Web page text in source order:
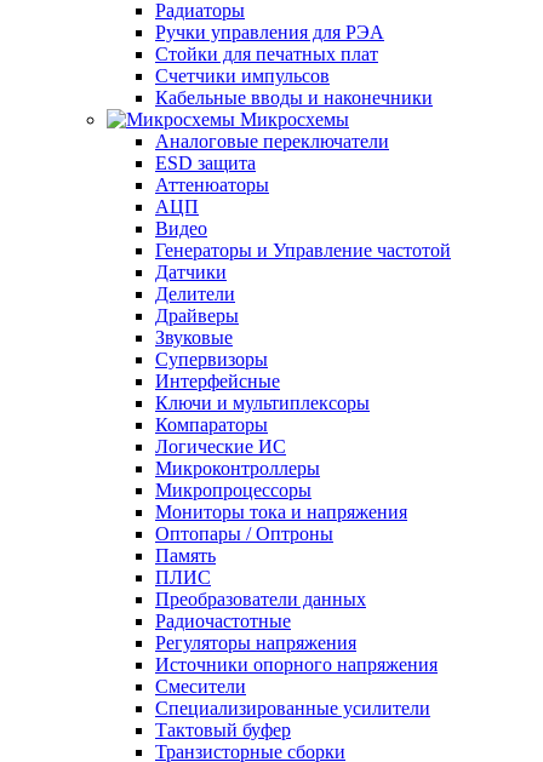
Радиаторы
Ручки управления для РЭА
Стойки для печатных плат
Счетчики импульсов
Кабельные вводы и наконечники
Микросхемы
Аналоговые переключатели
ESD защита
Аттенюаторы
АЦП
Видео
Генераторы и Управление частотой
Датчики
Делители
Драйверы
Звуковые
Супервизоры
Интерфейсные
Ключи и мультиплексоры
Компараторы
Логические ИС
Микроконтроллеры
Микропроцессоры
Мониторы тока и напряжения
Оптопары / Оптроны
Память
ПЛИС
Преобразователи данных
Радиочастотные
Регуляторы напряжения
Источники опорного напряжения
Смесители
Специализированные усилители
Тактовый буфер
Транзисторные сборки